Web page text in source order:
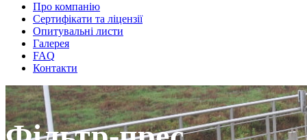
Про компанію
Сертифікати та ліцензії
Опитувальні листи
Галерея
FAQ
Контакти